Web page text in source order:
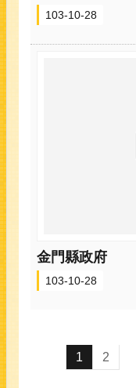
103-10-28
金門縣政府
103-10-28
1
2